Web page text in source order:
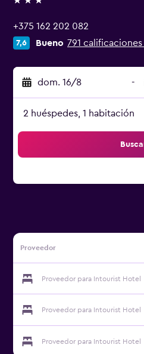
3 estrellas
+375 162 202 082
7,6 Bueno 791
dom. 16/8 -
2 huéspedes, 1 habitación
Proveedor
Proveedor para Intourist Hotel
Proveedor para Intourist Hotel
Proveedor para Intourist Hotel